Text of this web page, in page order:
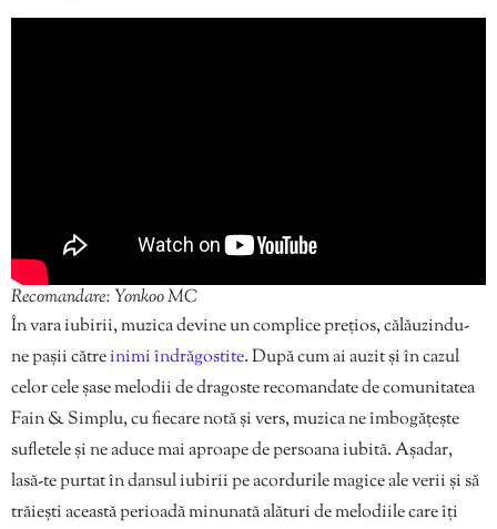
Recomandare: Yonkoo MC
În vara iubirii, muzica devine un complice prețios, călăuzindu-
ne pașii cătreinimi îndrăgostite. După cum ai auzit și în cazul
celor cele șase melodii de dragoste recomandate de comunitatea
Fain & Simplu, cu fiecare notă și vers, muzica ne îmbogățește
sufletele și ne aduce mai aproape de persoana iubită. Așadar,
lasă-te purtat în dansul iubirii pe acordurile magice ale verii și să
trăiești această perioadă minunată alături de melodiile care îți